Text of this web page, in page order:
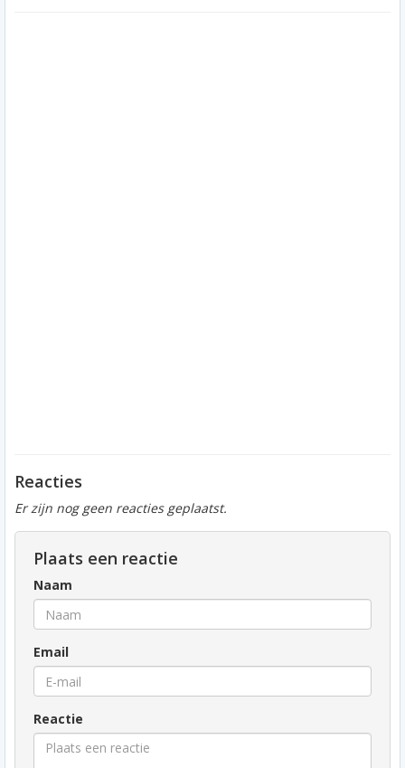
Reacties
Er zijn nog geen reacties geplaatst.
Plaats een reactie
Naam
Email
Reactie